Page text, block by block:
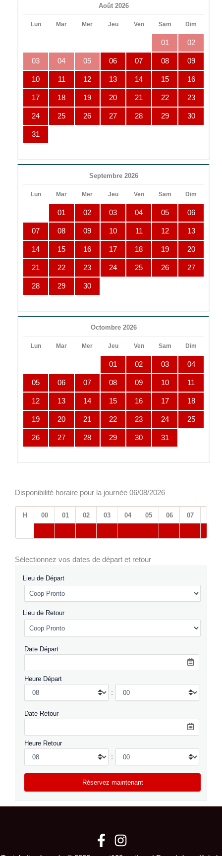
Août 2026
Lun Mar Mer Jeu Ven Sam Dim
01 02
03 04 05 06 07 08 09
10 11 12 13 14 15 16
17 18 19 20 21 22 23
24 25 26 27 28 29 30
31
Septembre 2026
Lun Mar Mer Jeu Ven Sam Dim
01 02 03 04 05 06
07 08 09 10 11 12 13
14 15 16 17 18 19 20
21 22 23 24 25 26 27
28 29 30
Octombre 2026
Lun Mar Mer Jeu Ven Sam Dim
01 02 03 04
05 06 07 08 09 10 11
12 13 14 15 16 17 18
19 20 21 22 23 24 25
26 27 28 29 30 31
Disponibilité horaire pour la journée 06/08/2026
H 00 01 02 03 04 05 06 07
Sélectionnez vos dates de départ et retour
Lieu de Départ
Lieu de Retour
Date Départ
Heure Départ
:
Date Retour
Heure Retour
: